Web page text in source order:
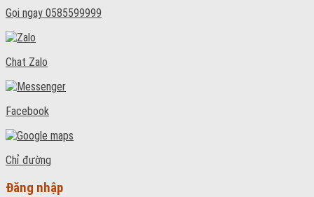
Gọi ngay 0585599999
Chat Zalo
Facebook
Chỉ đường
Đăng nhập